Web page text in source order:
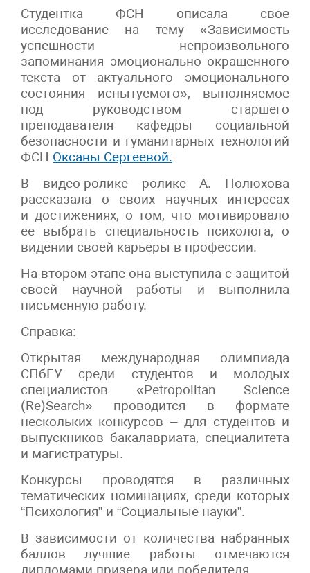
Студентка ФСН описала свое
исследование на тему «Зависимость
успешности непроизвольного
запоминания эмоционально окрашенного
текста от актуального эмоционального
состояния испытуемого», выполняемое
под руководством старшего
преподавателя кафедры социальной
безопасности и гуманитарных технологий
ФСН Оксаны Сергеевой.
В видео-ролике ролике А. Полюхова
рассказала о своих научных интересах
и достижениях, о том, что мотивировало
ее выбрать специальность психолога, о
видении своей карьеры в профессии.
На втором этапе она выступила с защитой
своей научной работы и выполнила
письменную работу.
Справка:
Открытая международная олимпиада
СПбГУ среди студентов и молодых
специалистов «Petropolitan Science
(Re)Search» проводится в формате
нескольких конкурсов – для студентов и
выпускников бакалавриата, специалитета
и магистратуры.
Конкурсы проводятся в различных
тематических номинациях, среди которых
“Психология” и “Социальные науки”.
В зависимости от количества набранных
баллов лучшие работы отмечаются